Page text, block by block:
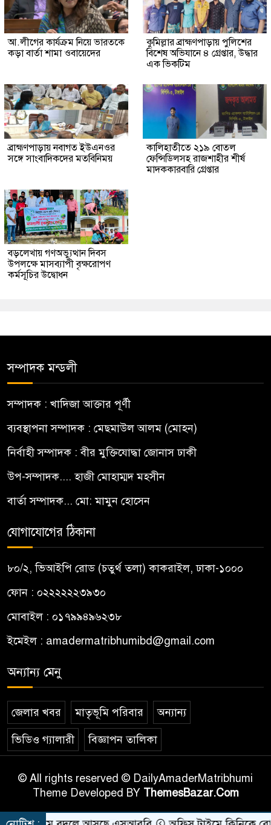
আ.লীগের কার্যক্রম নিয়ে ভারতকে
কড়া বার্তা শামা ওবায়েদের
কুমিল্লার ব্রাহ্মণপাড়ায় পুলিশের
বিশেষ অভিযানে ৪ গ্রেপ্তার, উদ্ধার
এক ভিকটিম
ব্রাহ্মণপাড়ায় নবাগত ইউএনওর
সঙ্গে সাংবাদিকদের মতবিনিময়
কালিহাতীতে ২১৯ বোতল
ফেন্সিডিলসহ রাজশাহীর শীর্ষ
মাদককারবারি গ্রেপ্তার
বড়লেখায় গণঅভ্যুত্থান দিবস
উপলক্ষে মাসব্যাপী বৃক্ষরোপণ
কর্মসূচির উদ্বোধন
সম্পাদক মন্ডলী
সম্পাদক : খাদিজা আক্তার পূর্ণী
ব্যবস্থাপনা সম্পাদক : মেছমাউল আলম (মোহন)
নির্বাহী সম্পাদক : বীর মুক্তিযোদ্ধা জোনাস ঢাকী
উপ-সম্পাদক.... হাজী মোহাম্মদ মহসীন
বার্তা সম্পাদক... মো: মামুন হোসেন
যোগাযোগের ঠিকানা
৮০/২, ভিআইপি রোড (চতুর্থ তলা) কাকরাইল, ঢাকা-১০০০
ফোন : ০২২২২২২৩৯৩০
মোবাইল : ০১৭৯৯৪৯৬২৩৮
ইমেইল : amadermatribhumibd@gmail.com
অন্যান্য মেনু
জেলার খবর মাতৃভূমি পরিবার অন্যান্য
ভিডিও গ্যালারী বিজ্ঞাপন তালিকা
© All rights reserved © DailyAmaderMatribhumi
Theme Developed BY ThemesBazar.Com